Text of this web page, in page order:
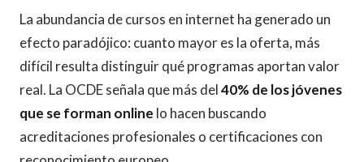
La abundancia de cursos en internet ha generado un
efecto paradójico: cuanto mayor es la oferta, más
difícil resulta distinguir qué programas aportan valor
real. La OCDE señala que más del40% de los jóvenes
que se forman online lo hacen buscando
acreditaciones profesionales o certificaciones con